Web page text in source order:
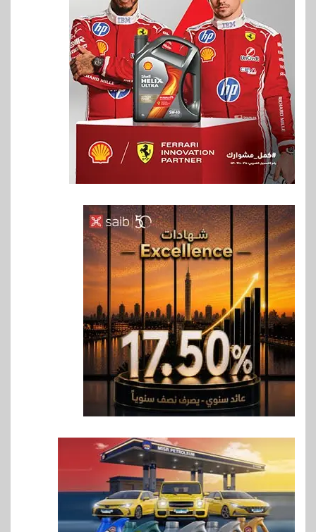
6
اخبار
حماقي يشعل سعادة ساحل في
رأس الحكمة.. وبوسي مفاجأة
الحفل
7
اقتصاد
وزيرا التخطيط والبترول يبحثان
جهود تحقيق أمن الطاقة
ارتفاع أسعار النفط مع تصاعد
المخاوف بشأن مستقبل الملاحة
في مضيق هرمز
9 بنوك